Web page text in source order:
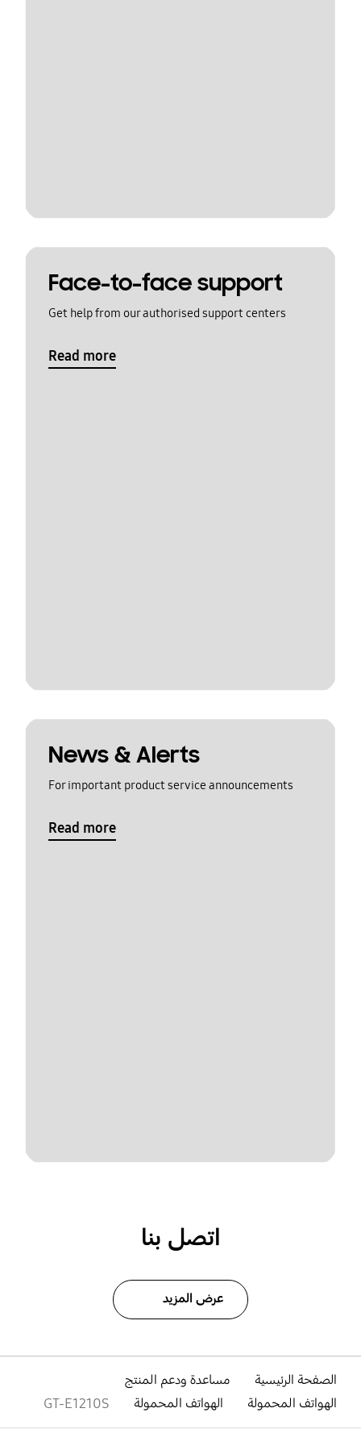
Face-to-face support
Get help from our authorised support centers
Read more
News & Alerts
For important product service announcements
Read more
اتصل بنا
عرض المزيد
الصفحة الرئيسية
مساعدة ودعم المنتج
الهواتف المحمولة
الهواتف المحمولة GT-E1210S